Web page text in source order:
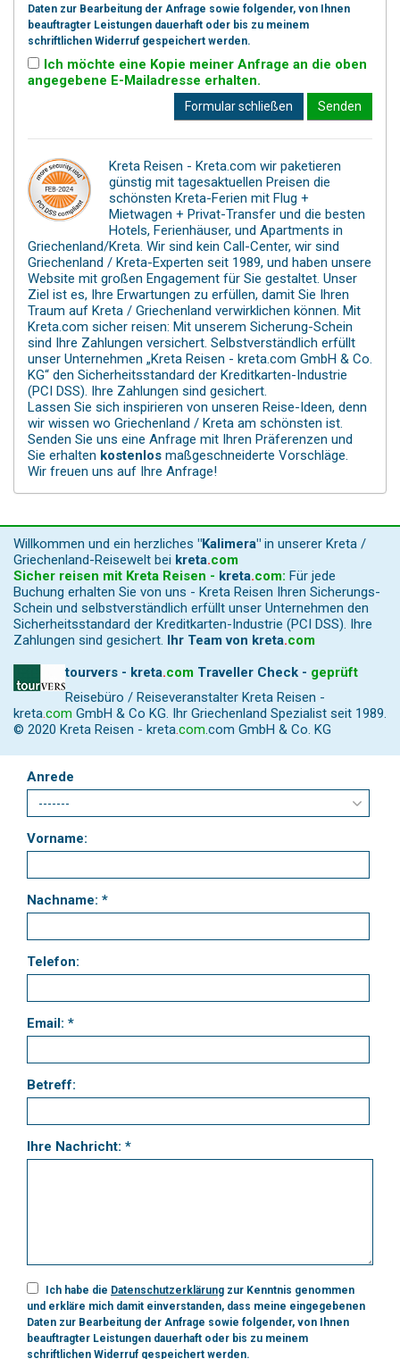
Daten zur Bearbeitung der Anfrage sowie folgender, von Ihnen
beauftragter Leistungen dauerhaft oder bis zu meinem
schriftlichen Widerruf gespeichert werden.
Ich möchte eine Kopie meiner Anfrage an die oben
angegebene E-Mailadresse erhalten.
Formular schließen Senden
Kreta Reisen - Kreta.com wir paketieren
günstig mit tagesaktuellen Preisen die
schönsten Kreta-Ferien mit Flug +
Mietwagen + Privat-Transfer und die besten
Hotels, Ferienhäuser, und Apartments in
Griechenland/Kreta. Wir sind kein Call-Center, wir sind
Griechenland / Kreta-Experten seit 1989, und haben unsere
Website mit großen Engagement für Sie gestaltet. Unser
Ziel ist es, Ihre Erwartungen zu erfüllen, damit Sie Ihren
Traum auf Kreta / Griechenland verwirklichen können. Mit
Kreta.com sicher reisen: Mit unserem Sicherung-Schein
sind Ihre Zahlungen versichert. Selbstverständlich erfüllt
unser Unternehmen „Kreta Reisen - kreta.com GmbH & Co.
KG“ den Sicherheitsstandard der Kreditkarten-Industrie
(PCI DSS). Ihre Zahlungen sind gesichert.
Lassen Sie sich inspirieren von unseren Reise-Ideen, denn
wir wissen wo Griechenland / Kreta am schönsten ist.
Senden Sie uns eine Anfrage mit Ihren Präferenzen und
Sie erhalten kostenlos maßgeschneiderte Vorschläge.
Wir freuen uns auf Ihre Anfrage!
Willkommen und ein herzliches "Kalimera" in unserer Kreta /
Griechenland-Reisewelt bei kreta.com
Sicher reisen mit Kreta Reisen - kreta.com: Für jede
Buchung erhalten Sie von uns - Kreta Reisen Ihren Sicherungs-
Schein und selbstverständlich erfüllt unser Unternehmen den
Sicherheitsstandard der Kreditkarten-Industrie (PCI DSS). Ihre
Zahlungen sind gesichert. Ihr Team von kreta.com
tourvers - kreta.com Traveller Check - geprüft
Reisebüro / Reiseveranstalter Kreta Reisen -
kreta.com GmbH & Co KG. Ihr Griechenland Spezialist seit 1989.
© 2020 Kreta Reisen - kreta.com.com GmbH & Co. KG
Anrede
Vorname:
Nachname: *
Telefon:
Email: *
Betreff:
Ihre Nachricht: *
Ich habe die Datenschutzerklärung zur Kenntnis genommen
und erkläre mich damit einverstanden, dass meine eingegebenen
Daten zur Bearbeitung der Anfrage sowie folgender, von Ihnen
beauftragter Leistungen dauerhaft oder bis zu meinem
schriftlichen Widerruf gespeichert werden.